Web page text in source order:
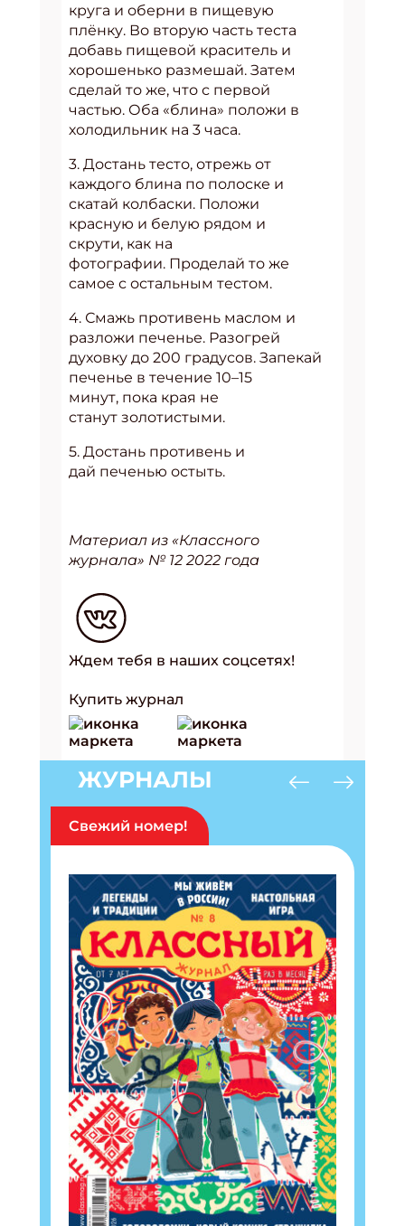
круга и оберни в пищевую
плёнку. Во вторую часть теста
добавь пищевой краситель и
хорошенько размешай. Затем
сделай то же, что с первой
частью. Оба «блина» положи в
холодильник на 3 часа.
3. Достань тесто, отрежь от
каждого блина по полоске и
скатай колбаски. Положи
красную и белую рядом и
скрути, как на
фотографии. Проделай то же
самое с остальным тестом.
4. Смажь противень маслом и
разложи печенье. Разогрей
духовку до 200 градусов. Запекай
печенье в течение 10–15
минут, пока края не
станут золотистыми.
5. Достань противень и
дай печенью остыть.
Материал из «Классного
журнала» № 12 2022 года
Ждем тебя в наших соцсетях!
Купить журнал
ЖУРНАЛЫ
Свежий номер!